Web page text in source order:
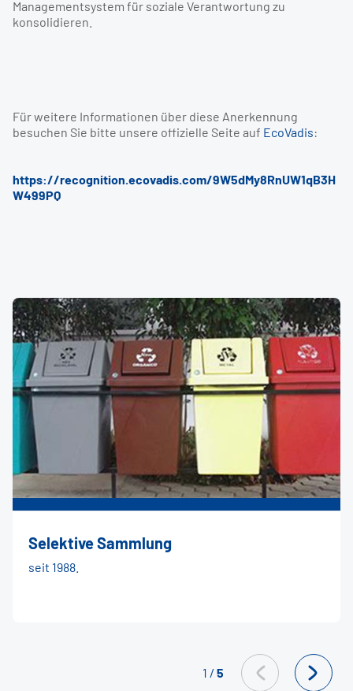
Managementsystem für soziale Verantwortung zu
konsolidieren.
Für weitere Informationen über diese Anerkennung
besuchen Sie bitte unsere offizielle Seite auf EcoVadis:
https://recognition.ecovadis.com/9W5dMy8RnUW1qB3H
W499PQ
Selektive Sammlung
seit 1988.
1 / 5